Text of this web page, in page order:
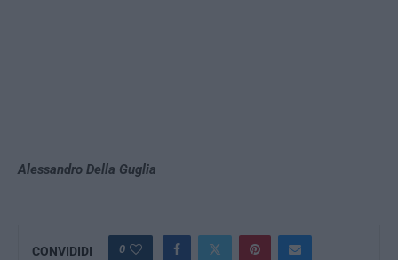
Alessandro Della Guglia
CONVIDIDI 0